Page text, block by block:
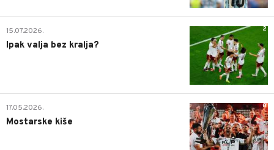
2
15.07.2026.
Ipak valja bez kralja?
0
17.05.2026.
Mostarske kiše